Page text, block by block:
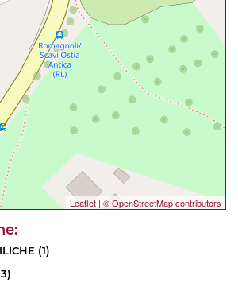
Leaflet | © OpenStreetMap contributors
(1)